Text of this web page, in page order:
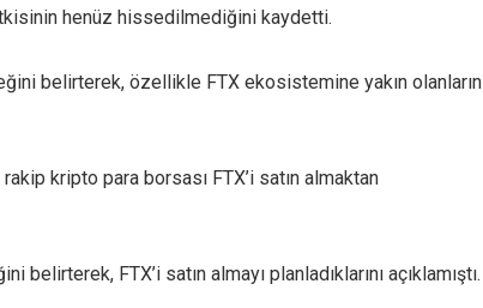
henüz hissedilmediğini kaydetti.
belirterek, özellikle FTX ekosistemine yakın olanların
kripto para borsası FTX’i satın almaktan
belirterek, FTX’i satın almayı planladıklarını açıklamıştı.